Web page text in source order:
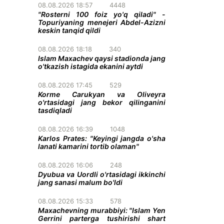
08.08.2026 18:57 4448
"Rosterni 100 foiz yo'q qiladi" -
Topuriyaning menejeri Abdel-Azizni
keskin tanqid qildi
08.08.2026 18:18 340
Islam Maxachev qaysi stadionda jang
o'tkazish istagida ekanini aytdi
08.08.2026 17:45 529
Korme Carukyan va Oliveyra
o'rtasidagi jang bekor qilinganini
tasdiqladi
08.08.2026 16:39 1048
Karlos Prates: "Keyingi jangda o'sha
lanati kamarini tortib olaman"
08.08.2026 16:06 248
Dyubua va Uordli o'rtasidagi ikkinchi
jang sanasi malum bo'ldi
08.08.2026 15:33 578
Maxachevning murabbiyi: "Islam Yen
Gerrini parterga tushirishi shart